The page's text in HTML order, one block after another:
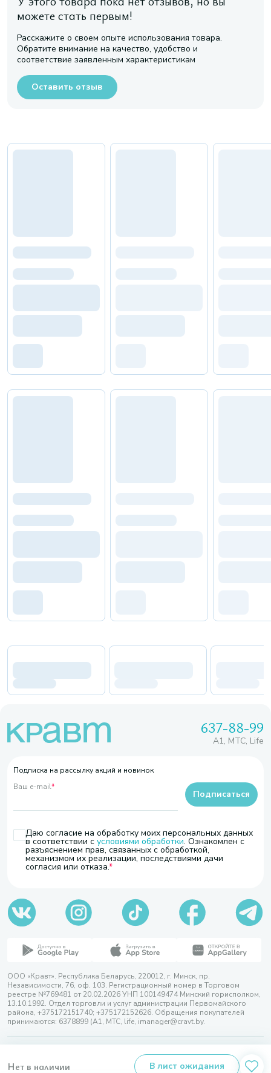
Нет в наличии В лист ожидания
можете стать первым!
Расскажите о своем опыте использования товара.
Обратите внимание на качество, удобство и
соответствие заявленным характеристикам
Оставить отзыв
637-88-99
A1, МТС, Life
Подписка на рассылку акций и новинок
Ваш e-mail*
Даю согласие на обработку моих персональных данных
в соответствии с условиями обработки. Ознакомлен с
разъяснением прав, связанных с обработкой,
механизмом их реализации, последствиями дачи
согласия или отказа.
Подписаться
ООО «Кравт». Республика Беларусь, 220012, г. Минск, пр.
Независимости, 76, оф. 103. Регистрационный номер в Торговом
реестре №769481 от 20.02.2026 УНП 100149474 Минский горисполком,
13.10.1992. Отдел торговли и услуг администрации Первомайского
района, +375172151740; +375172152626. Обращения покупателей
принимаются: 6378899 (А1, МТС, life, imanager@cravt.by.
Разработка сайта — SLAM